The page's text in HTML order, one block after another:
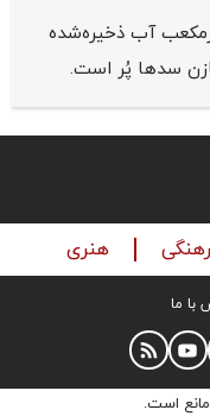
۳۰.۰۹ میلیارد مترمکعب آب ذخیره‌شده
هنری
با ما
است.